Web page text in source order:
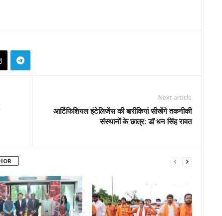
Next article
आर्टिफिशियल इंटेलिजेंस की बारीकियां सीखेंगे तकनीकी
संस्थानों के छात्र: डॉ धन सिंह रावत